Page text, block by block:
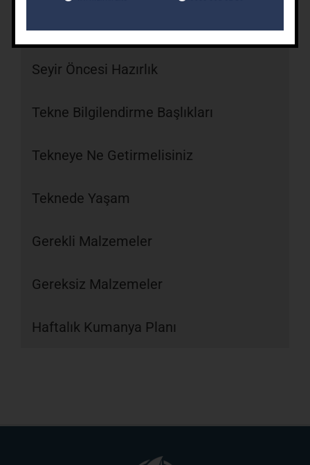
Seyir Sonunda Kurallar
Seyir Öncesi Hazırlık
Tekne Bilgilendirme Başlıkları
Tekneye Ne Getirmelisiniz
Teknede Yaşam
Gerekli Malzemeler
Gereksiz Malzemeler
Haftalık Kumanya Planı